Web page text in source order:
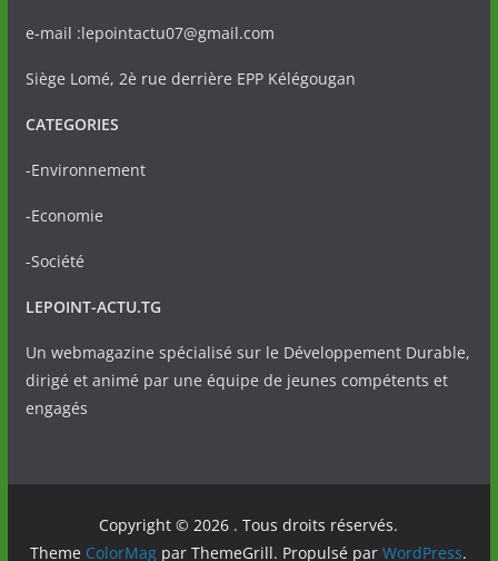
e-mail :lepointactu07@gmail.com
Siège Lomé, 2è rue derrière EPP Kélégougan
CATEGORIES
-Environnement
-Economie
-Société
LEPOINT-ACTU.TG
Un webmagazine spécialisé sur le Développement Durable,
dirigé et animé par une équipe de jeunes compétents et
engagés
Copyright © 2026 . Tous droits réservés.
Theme ColorMag par ThemeGrill. Propulsé parWordPress.